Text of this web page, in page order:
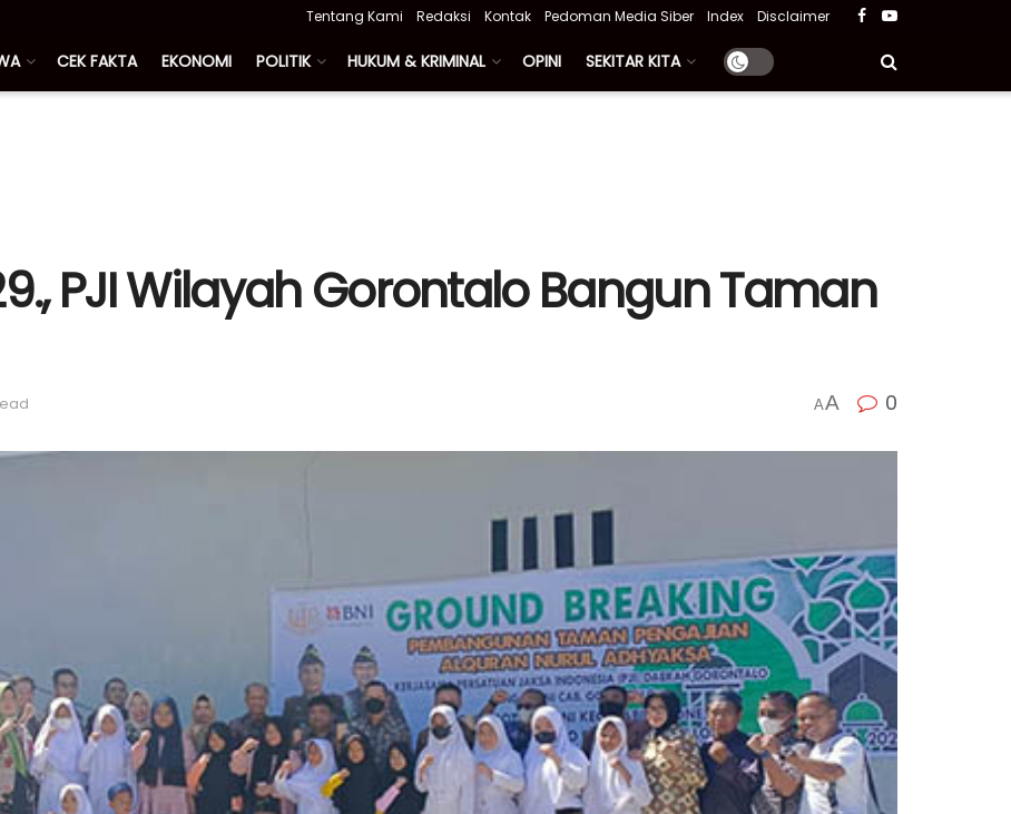
Tentang Kami Redaksi Kontak Pedoman Media Siber Index Disclaimer
CEK FAKTA EKONOMI POLITIK HUKUM & KRIMINAL OPINI SEKITAR KITA
PJI Wilayah Gorontalo Bangun Taman
AA 0